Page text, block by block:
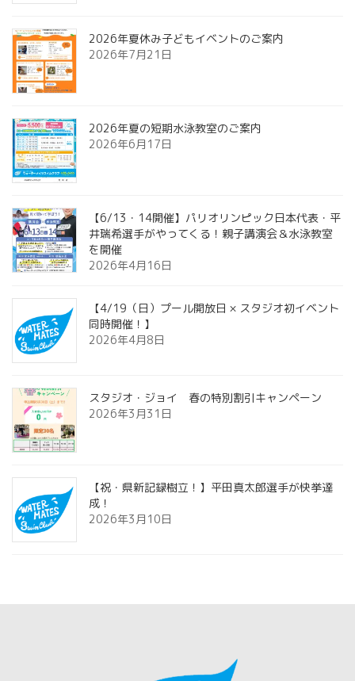
2026年夏休み子どもイベントのご案内
2026年7月21日
2026年夏の短期水泳教室のご案内
2026年6月17日
【6/13・14開催】パリオリンピック日本代表・平
井瑞希選手がやってくる！親子講演会＆水泳教室
を開催
2026年4月16日
【4/19（日）プール開放日 × スタジオ初イベント
同時開催！】
2026年4月8日
スタジオ・ジョイ 春の特別割引キャンペーン
2026年3月31日
【祝・県新記録樹立！】平田真太郎選手が快挙達
成！
2026年3月10日